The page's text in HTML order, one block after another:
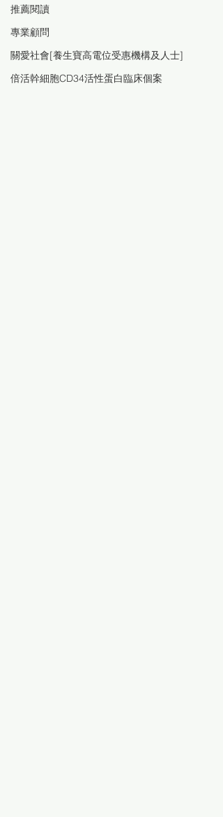
推薦閱讀
專業顧問
關愛社會[養生寶高電位受惠機構及人士]
倍活幹細胞CD34活性蛋白臨床個案